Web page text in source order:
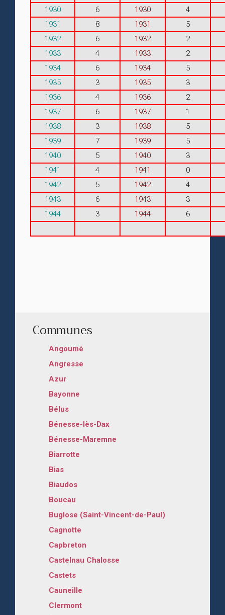
Communes
Angoumé
Angresse
Azur
Bayonne
Bélus
Bénesse-lès-Dax
Bénesse-Maremne
Biarrotte
Bias
Biaudos
Boucau
Buglose (Saint-Vincent-de-Paul)
Cagnotte
Capbreton
Castelnau Chalosse
Castets
Cauneille
Clermont
1930
6 1930
4
1931
8 1931
5
1932
6 1932
2
1933
4 1933
2
1934
6 1934
5
1935
3 1935
3
1936
4 1936
2
1937
6 1937
1
1938
3 1938
5
1939
7 1939
5
1940
5 1940
3
1941
4 1941
0
1942
5 1942
4
1943
6 1943
3
1944
3 1944 6